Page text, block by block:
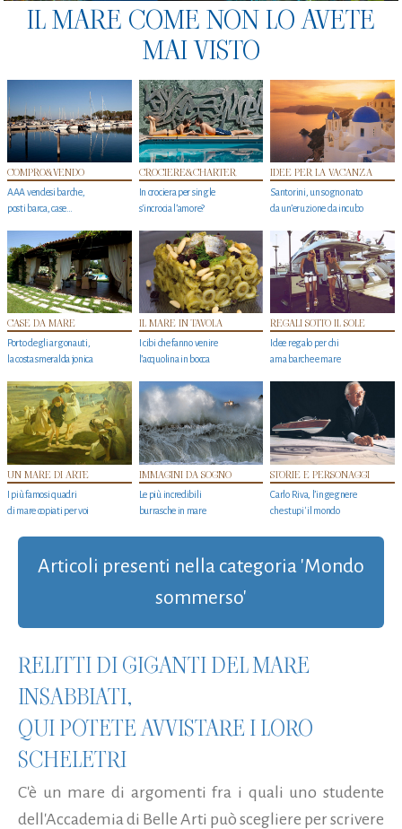
IL MARE COME NON LO AVETE
MAI VISTO
COMPRO&VENDO
AAA vendesi barche,
posti barca, case…
CROCIERE&CHARTER
In crociera per single
s'incrocia l’amore?
IDEE PER LA VACANZA
Santorini, un sogno nato
da un’eruzione da incubo
CASE DA MARE
Porto degli argonauti,
la costa smeralda jonica
IL MARE IN TAVOLA
I cibi che fanno venire
l’acquolina in bocca
REGALI SOTTO IL SOLE
Idee regalo per chi
ama barche e mare
UN MARE DI ARTE
I più famosi quadri
di mare copiati per voi
IMMAGINI DA SOGNO
Le più incredibili
burrasche in mare
STORIE E PERSONAGGI
Carlo Riva, l’ingegnere
che stupi' il mondo
Articoli presenti nella categoria 'Mondo
sommerso'
RELITTI DI GIGANTI DEL MARE
INSABBIATI,
QUI POTETE AVVISTARE I LORO
SCHELETRI
C'è un mare di argomenti fra i quali uno studente
dell'Accademia di Belle Arti può scegliere per scrivere